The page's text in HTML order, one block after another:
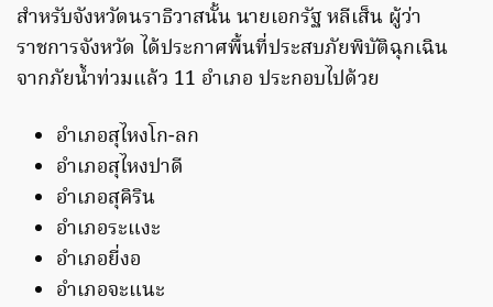
สำหรับจังหวัดนราธิวาสนั้น นายเอกรัฐ หลีเส็น ผู้ว่า
ราชการจังหวัด ได้ประกาศพื้นที่ประสบภัยพิบัติฉุกเฉิน
จากภัยน้ำท่วมแล้ว 11 อำเภอ ประกอบไปด้วย
อำเภอสุไหงโก-ลก
อำเภอสุไหงปาดี
อำเภอสุคิริน
อำเภอระแงะ
อำเภอยี่งอ
อำเภอจะแนะ